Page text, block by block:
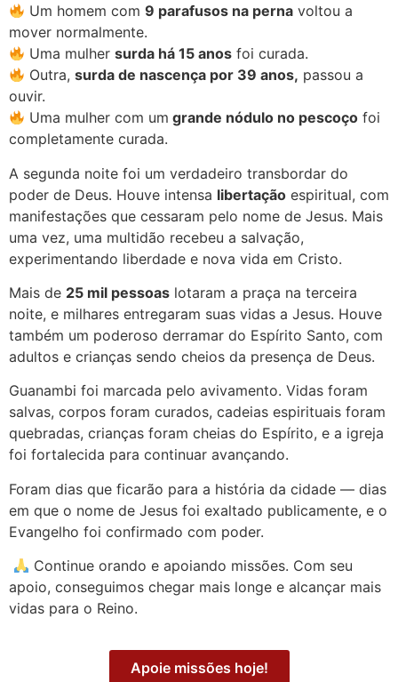
Um homem com9 parafusos na perna voltou a
mover normalmente.
Uma mulhersurda há 15 anos foi curada.
Outra,surda de nascença por 39 anos, passou a
ouvir.
Uma mulher com um grande nódulo no pescoço foi
completamente curada.
A segunda noite foi um verdadeiro transbordar do
poder de Deus. Houve intensa libertação espiritual, com
manifestações que cessaram pelo nome de Jesus. Mais
uma vez, uma multidão recebeu a salvação,
experimentando liberdade e nova vida em Cristo.
Mais de 25 mil pessoas lotaram a praça na terceira
noite, e milhares entregaram suas vidas a Jesus. Houve
também um poderoso derramar do Espírito Santo, com
adultos e crianças sendo cheios da presença de Deus.
Guanambi foi marcada pelo avivamento. Vidas foram
salvas, corpos foram curados, cadeias espirituais foram
quebradas, crianças foram cheias do Espírito, e a igreja
foi fortalecida para continuar avançando.
Foram dias que ficarão para a história da cidade — dias
em que o nome de Jesus foi exaltado publicamente, e o
Evangelho foi confirmado com poder.
Continue orando e apoiando missões. Com seu
apoio, conseguimos chegar mais longe e alcançar mais
vidas para o Reino.
Apoie missões hoje!